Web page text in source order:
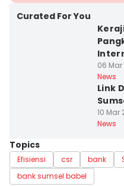
Curated For You
06 Mar
News
Link
10 Mar
News
Topics
Efisiensi csr bank
bank sumsel babel